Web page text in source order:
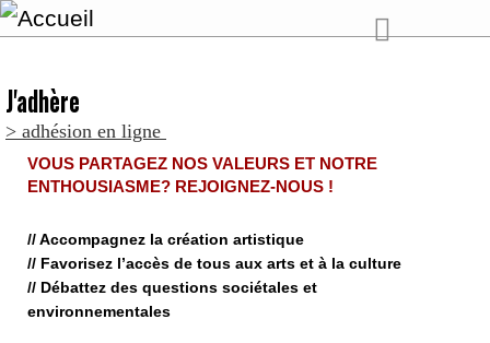
J'adhère
> adhésion en ligne
VOUS PARTAGEZ NOS VALEURS ET NOTRE
ENTHOUSIASME? REJOIGNEZ-NOUS !
// Accompagnez la création artistique
// Favorisez l’accès de tous aux arts et à la culture
// Débattez des questions sociétales et
environnementales